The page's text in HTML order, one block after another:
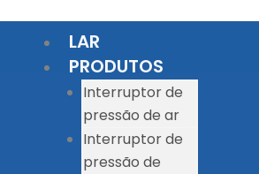
LAR
PRODUTOS
Interruptor de
pressão de ar
Interruptor de
pressão de